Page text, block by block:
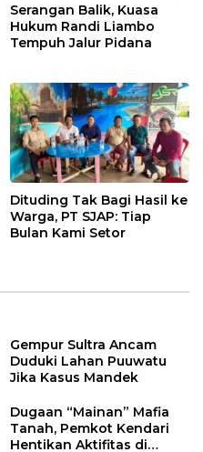
Serangan Balik, Kuasa
Hukum Randi Liambo
Tempuh Jalur Pidana
Dituding Tak Bagi Hasil ke
Warga, PT SJAP: Tiap
Bulan Kami Setor
Gempur Sultra Ancam
Duduki Lahan Puuwatu
Jika Kasus Mandek
Dugaan “Mainan” Mafia
Tanah, Pemkot Kendari
Hentikan Aktifitas di